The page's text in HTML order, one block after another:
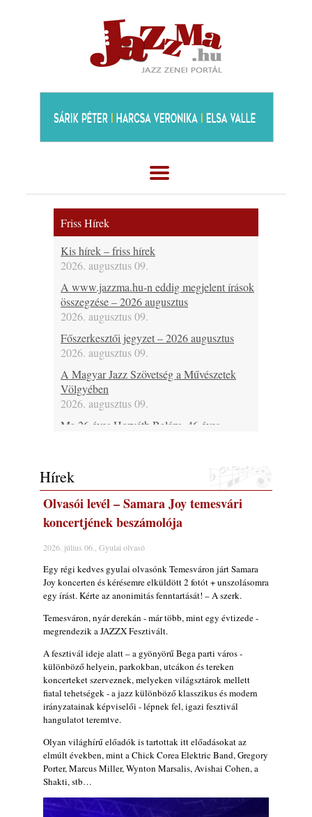
Friss Hírek
Kis hírek – friss hírek
2026. augusztus 09.
A www.jazzma.hu-n eddig megjelent írások
összegzése – 2026 augusztus
2026. augusztus 09.
Főszerkesztői jegyzet – 2026 augusztus
2026. augusztus 09.
A Magyar Jazz Szövetség a Művészetek
Völgyében
2026. augusztus 09.
Ma 26 éves Horváth Balázs, 46 éves
éves Malecz Attila, 80 éves Pataki László és
75 éves Hugh Ragin
2026. augusztus 09.
Ma lenne 100 éves Bill Napier
2026. augusztus 09.
Ma 55 éve halt meg Len Hughes
2026. augusztus 09.
Ezen a napon – augusztus 9. (2026)
Ez lesz idén a Balaton legkedvesebb
Malomvölgy Fesztivál!
2026. augusztus 08.
2026-os jazzfesztiválok, amelyekről én is
tudok… 19. rész: XXXI. Szoboszlói
Dixieland Napok (Hajdúszoboszló – 2026.
augusztus 21-22-23.)
2026. augusztus 08.
Jazz-rock albumok 1986-ból - Shakatak
„Into the Blue”
2026. augusztus 08.
Hírek
Olvasói levél – Samara Joy temesvári
koncertjének beszámolója
2026. július 06., Gyulai olvasó
Egy régi kedves gyulai olvasónk Temesváron járt Samara
Joy koncerten és kérésemre elküldött 2 fotót + unszolásomra
egy írást. Kérte az anonimitás fenntartását! – A szerk.
Temesváron, nyár derekán - már több, mint egy évtizede -
megrendezik a JAZZX Fesztivált.
A fesztivál ideje alatt – a gyönyörű Bega parti város -
különböző helyein, parkokban, utcákon és tereken
koncerteket szerveznek, melyeken világsztárok mellett
fiatal tehetségek - a jazz különböző klasszikus és modern
irányzatainak képviselői - lépnek fel, igazi fesztivál
hangulatot teremtve.
Olyan világhírű előadók is tartottak itt előadásokat az
elmúlt években, mint a Chick Corea Elektric Band, Gregory
Porter, Marcus Miller, Wynton Marsalis, Avishai Cohen, a
Shakti, stb…